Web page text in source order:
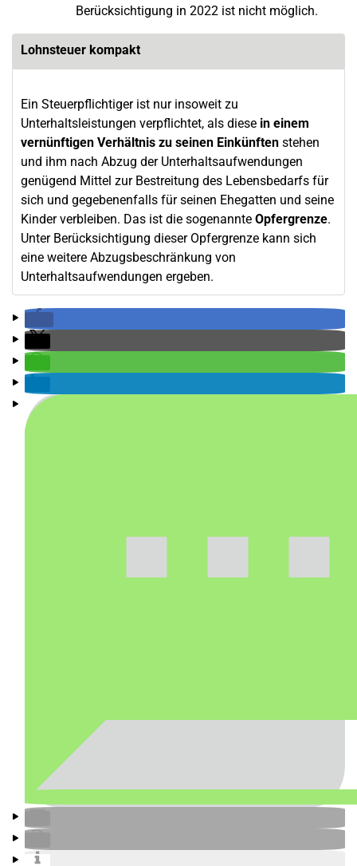
Berücksichtigung in 2022 ist nicht möglich.
Lohnsteuer kompakt
Ein Steuerpflichtiger ist nur insoweit zu
Unterhaltsleistungen verpflichtet, als diese in einem
vernünftigen Verhältnis zu seinen Einkünften stehen
und ihm nach Abzug der Unterhaltsaufwendungen
genügend Mittel zur Bestreitung des Lebensbedarfs für
sich und gegebenenfalls für seinen Ehegatten und seine
Kinder verbleiben. Das ist die sogenannte Opfergrenze.
Unter Berücksichtigung dieser Opfergrenze kann sich
eine weitere Abzugsbeschränkung von
Unterhaltsaufwendungen ergeben.